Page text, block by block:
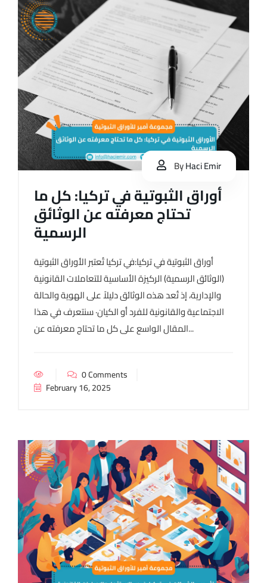
ByHaci Emir
أوراق الثبوتية في تركيا: كل ما
تحتاج معرفته عن الوثائق
الرسمية
أوراق الثبوتية في تركيا:في تركيا تُعتبر الأوراق الثبوتية
(الوثائق الرسمية) الركيزة الأساسية للتعاملات القانونية
والإدارية، إذ تُعد هذه الوثائق دليلاً على الهوية والحالة
الاجتماعية والقانونية للفرد أو الكيان· سنتعرف في هذا
المقال الواسع على كل ما تحتاج معرفته عن...
0 Comments
February 16, 2025